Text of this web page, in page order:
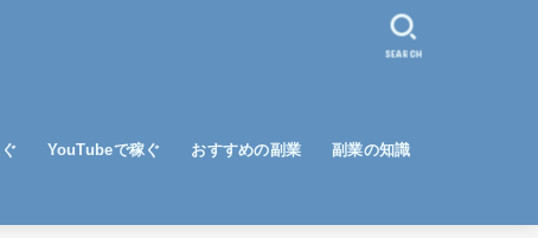
YouTubeで稼ぐ おすすめの副業 副業の知識
SEARCH